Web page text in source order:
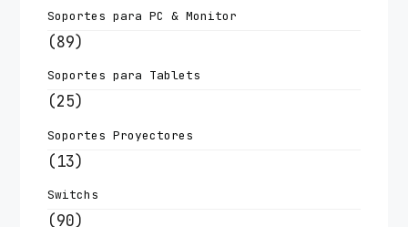
Soportes para PC & Monitor
(89)
Soportes para Tablets
(25)
Soportes Proyectores
(13)
Switchs
(90)